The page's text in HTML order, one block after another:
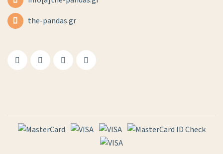
the-pandas.gr